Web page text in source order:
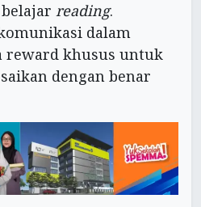
reading.
dalam
reward khusus untuk
dengan benar